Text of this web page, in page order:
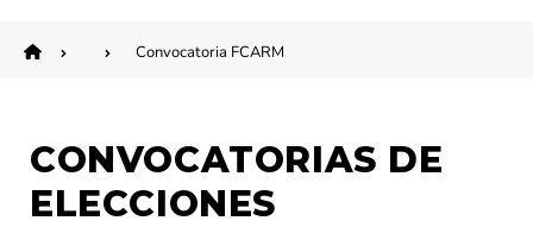
Convocatoria FCARM
CONVOCATORIAS DE
ELECCIONES